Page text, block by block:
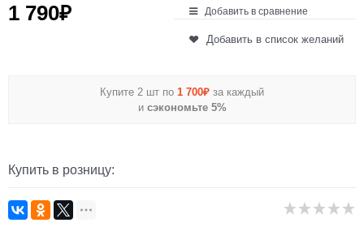
1 790₽ Добавить в сравнение
Добавить в список желаний
Купите 2 шт по 1 700₽ за каждый
исэкономьте 5%
Купить в розницу: